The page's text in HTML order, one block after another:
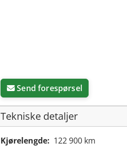
Send forespørsel
Tekniske detaljer
Kjørelengde: 122 900 km